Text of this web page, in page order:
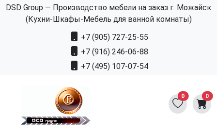
DSD Group — Производство мебели на заказ г. Можайск
(Кухни-Шкафы-Мебель для ванной комнаты)
+7 (905) 727-25-55
+7 (916) 246-06-88
+7 (495) 107-07-54
0 0